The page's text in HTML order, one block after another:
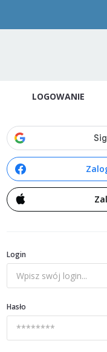
LOGOWANIE
Login
Hasło